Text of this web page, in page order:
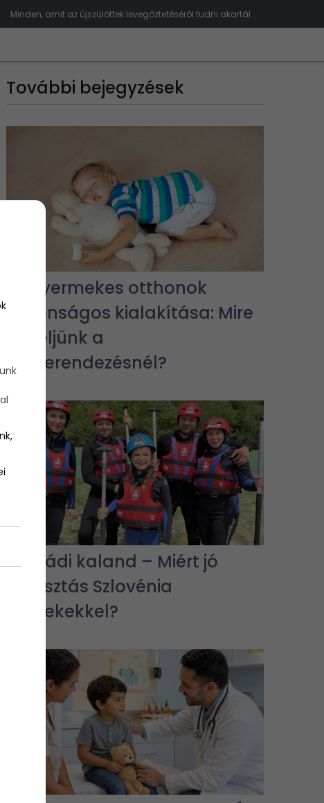
Minden, amit az újszülöttek levegőztetéséről tudni akartál
További bejegyzések
Kisgyermekes otthonok
biztonságos kialakítása: Mire
figyeljünk a
lakberendezésnél?
Családi kaland – Miért jó
választás Szlovénia
gyerekekkel?